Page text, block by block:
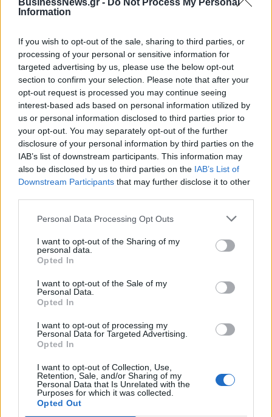
BusinessNews.gr - Do Not Process My Personal
Information
If you wish to opt-out of the sale, sharing to third parties, or
processing of your personal or sensitive information for
targeted advertising by us, please use the below opt-out
section to confirm your selection. Please note that after your
opt-out request is processed you may continue seeing
interest-based ads based on personal information utilized by
us or personal information disclosed to third parties prior to
your opt-out. You may separately opt-out of the further
disclosure of your personal information by third parties on the
IAB’s list of downstream participants. This information may
also be disclosed by us to third parties on the IAB’s List of
Downstream Participants that may further disclose it to other
Personal Data Processing Opt Outs
I want to opt-out of the Sharing of my
personal data.
Opted In
I want to opt-out of the Sale of my
Personal Data.
Opted In
I want to opt-out of processing my
Personal Data for Targeted Advertising.
Opted In
I want to opt-out of Collection, Use,
Retention, Sale, and/or Sharing of my
Personal Data that Is Unrelated with the
Purposes for which it was collected.
Opted Out
της ΔΕΗ για την είσοδο στην πολωνική αγορά
ενέργειας
Στρατηγική επένδυση του EFA GROUP στη Fractal
για την ανάπτυξη προηγμένων αμυντικών
τεχνολογιών
07/08/2026 - 16:11 ΕΠΙΧΕΙΡΗΣΕΙΣ
Συνάλλαγμα: Το ευρώ ενισχύεται 0,08%, στα
1,1534 δολάρια
07/08/2026 - 15:45 ΟΙΚΟΝΟΜΙΑ
Χρηματιστήριο: Στις 2.623,19 μονάδες ο Γενικός
Δείκτης Τιμών, με άνοδο 0,57%
Νέο κύμα καύσωνα στην Ευρώπη – Θερμοκρασίες
άνω των 40°C σε Ιταλία, Ισπανία και Βαλκάνια
07/08/2026 - 14:58
Fourlis: Συμφωνία για την πώληση συμμετοχής στο
Sofia South Ring Mall έναντι 49,35 εκατ. ευρώ
07/08/2026 - 14:39
ΥΠΠΟ: Επιχορηγήσεις 1.106.000 ευρώ για την
ενίσχυση των Πολυθεματικών Φεστιβάλ σε όλη την
07/08/2026 - 14:34 ΟΙΚΟΝΟΜΙΑ
Άρειος Πάγος- Ε. Μπακέλας: Δεν ανασύρεται από το
αρχείο η υπόθεση των υποκλοπών